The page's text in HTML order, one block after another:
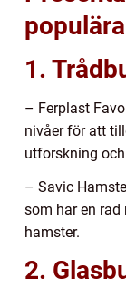
1.
– Ferplast
nivåer för att
utforskning
– Savic
som har en
hamster.
2.